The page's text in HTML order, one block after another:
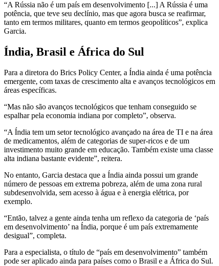
“A Rússia não é um país em desenvolvimento [...] A Rússia é uma
potência, que teve seu declínio, mas que agora busca se reafirmar,
tanto em termos militares, quanto em termos geopolíticos”, explica
Garcia.
Índia, Brasil e África do Sul
Para a diretora do Brics Policy Center, a Índia ainda é uma potência
emergente, com taxas de crescimento alta e avanços tecnológicos em
áreas específicas.
“Mas não são avanços tecnológicos que tenham conseguido se
espalhar pela economia indiana por completo”, observa.
“A Índia tem um setor tecnológico avançado na área de TI e na área
de medicamentos, além de categorias de super-ricos e de um
investimento muito grande em educação. Também existe uma classe
alta indiana bastante evidente”, reitera.
No entanto, Garcia destaca que a Índia ainda possui um grande
número de pessoas em extrema pobreza, além de uma zona rural
subdesenvolvida, sem acesso à água e à energia elétrica, por
exemplo.
“Então, talvez a gente ainda tenha um reflexo da categoria de ‘país
em desenvolvimento’ na Índia, porque é um país extremamente
desigual”, completa.
Para a especialista, o título de “país em desenvolvimento” também
pode ser aplicado ainda para países como o Brasil e a África do Sul.